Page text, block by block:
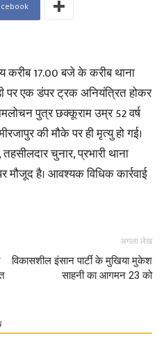
17.00 बजे के करीब थाना
पर एक डंपर ट्रक अनियंत्रित होकर
पुत्र छक्कूराम उम्र 52 वर्ष
की मौके पर ही मृत्यु हो गई।
चुनार, प्रभारी थाना
है। आवश्यक विधिक कार्रवाई
अगला लेख
विकासशील इंसान पार्टी के मुखिया मुकेश
साहनी का आगमन 23 को